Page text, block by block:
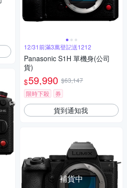
12/31前滿3萬登記送1212
Panasonic S1H 單機身(公司
貨)
$59,990 $63,147
限時下殺
券
貨到通知我
補貨中